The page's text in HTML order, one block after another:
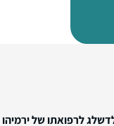
לרפואתו של ירמיהו